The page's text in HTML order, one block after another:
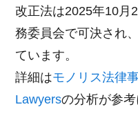
改正法は2025年10月
務委員会で可決され
ています。
詳細はモノリス法律
Lawyersの分析が参考